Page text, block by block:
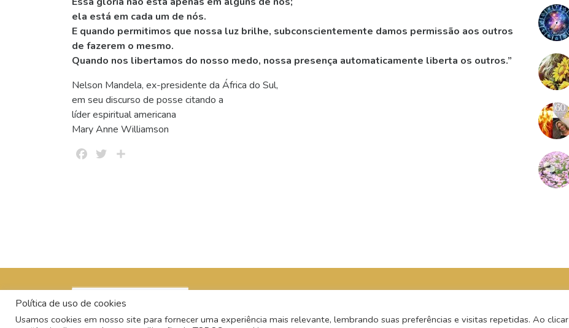
ela está em cada um de nós.
E quando permitimos que nossa luz brilhe, subconscientemente damos permissão aos outros
de fazerem o mesmo.
Quando nos libertamos do nosso medo, nossa presença automaticamente liberta os outros.”
Nelson Mandela, ex-presidente da África do Sul,
em seu discurso de posse citando a
líder espiritual americana
Mary Anne Williamson
FacebookTwitter
Política de uso de cookies
Usamos cookies em nosso site para fornecer uma experiência mais relevante, lembrando suas preferências e visitas repetidas. Ao clicar